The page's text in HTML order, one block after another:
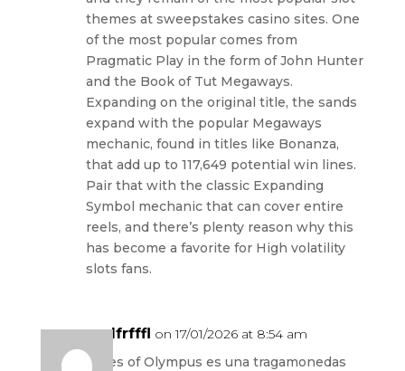
themes at sweepstakes casino sites. One
of the most popular comes from
Pragmatic Play in the form of John Hunter
and the Book of Tut Megaways.
Expanding on the original title, the sands
expand with the popular Megaways
mechanic, found in titles like Bonanza,
that add up to 117,649 potential win lines.
Pair that with the classic Expanding
Symbol mechanic that can cover entire
reels, and there’s plenty reason why this
has become a favorite for High volatility
slots fans.
padfrfffl on 17/01/2026 at 8:54 am
Gates of Olympus es una tragamonedas